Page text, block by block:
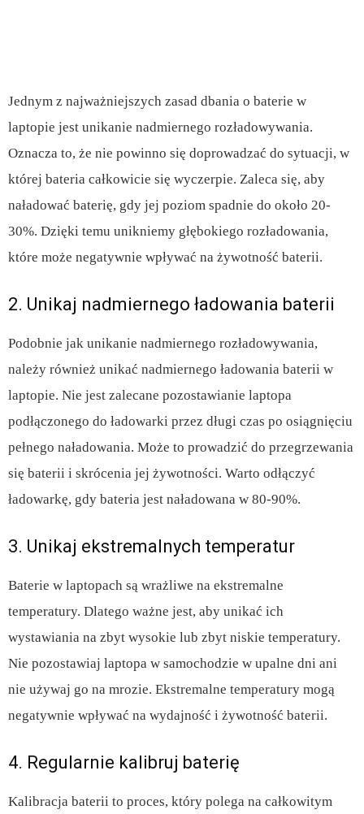
Jednym z najważniejszych zasad dbania o baterie w
laptopie jest unikanie nadmiernego rozładowywania.
Oznacza to, że nie powinno się doprowadzać do sytuacji, w
której bateria całkowicie się wyczerpie. Zaleca się, aby
naładować baterię, gdy jej poziom spadnie do około 20-
30%. Dzięki temu unikniemy głębokiego rozładowania,
które może negatywnie wpływać na żywotność baterii.
2. Unikaj nadmiernego ładowania baterii
Podobnie jak unikanie nadmiernego rozładowywania,
należy również unikać nadmiernego ładowania baterii w
laptopie. Nie jest zalecane pozostawianie laptopa
podłączonego do ładowarki przez długi czas po osiągnięciu
pełnego naładowania. Może to prowadzić do przegrzewania
się baterii i skrócenia jej żywotności. Warto odłączyć
ładowarkę, gdy bateria jest naładowana w 80-90%.
3. Unikaj ekstremalnych temperatur
Baterie w laptopach są wrażliwe na ekstremalne
temperatury. Dlatego ważne jest, aby unikać ich
wystawiania na zbyt wysokie lub zbyt niskie temperatury.
Nie pozostawiaj laptopa w samochodzie w upalne dni ani
nie używaj go na mrozie. Ekstremalne temperatury mogą
negatywnie wpływać na wydajność i żywotność baterii.
4. Regularnie kalibruj baterię
Kalibracja baterii to proces, który polega na całkowitym